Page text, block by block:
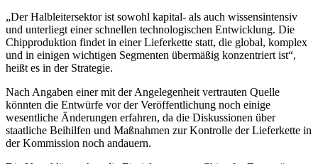
„Der Halbleitersektor ist sowohl kapital- als auch wissensintensiv
und unterliegt einer schnellen technologischen Entwicklung. Die
Chipproduktion findet in einer Lieferkette statt, die global, komplex
und in einigen wichtigen Segmenten übermäßig konzentriert ist“,
heißt es in der Strategie.
Nach Angaben einer mit der Angelegenheit vertrauten Quelle
könnten die Entwürfe vor der Veröffentlichung noch einige
wesentliche Änderungen erfahren, da die Diskussionen über
staatliche Beihilfen und Maßnahmen zur Kontrolle der Lieferkette in
der Kommission noch andauern.